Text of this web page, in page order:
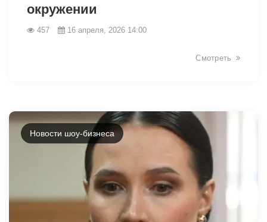
окружении
457 16 апреля, 2026 14:00
Смотреть
Новости шоу-бизнеса